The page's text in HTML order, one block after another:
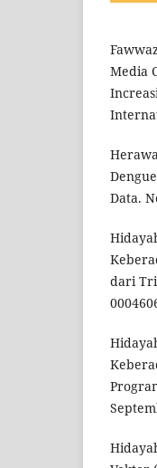
Media
Data.
dari